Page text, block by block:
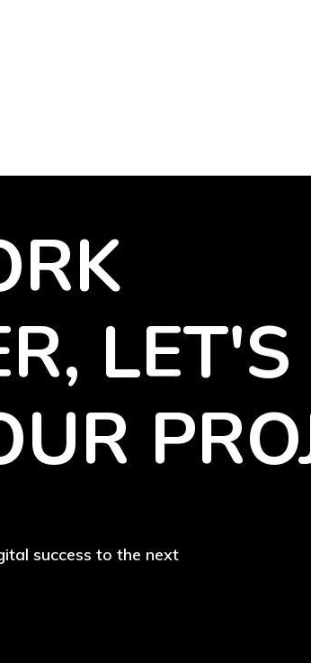
LET'S
success to the next